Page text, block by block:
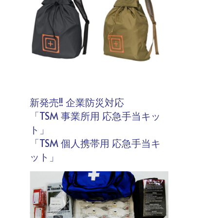
新発売!! 企業防災対応
「TSM 事業所用 応急手当キッ
ト」
「TSM 個人携帯用 応急手当キ
ット」